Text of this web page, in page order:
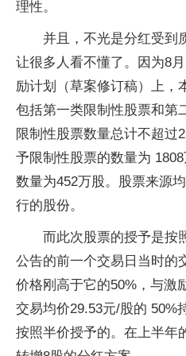
理性。
并且，不光是分红受到
让很多人看不懂了。因为8
励计划（草案修订稿）上，
包括第一类限制性股票和第
限制性股票数量总计不超过
予限制性股票的数量为
数量为452万股。股票来源
行的股份。
而此次股票的授予是按
公告的前一个交易日当时的
价格刚高于它的50%，与激
交易均价29.53元/股的 50%
按照半价授予的。在上半年